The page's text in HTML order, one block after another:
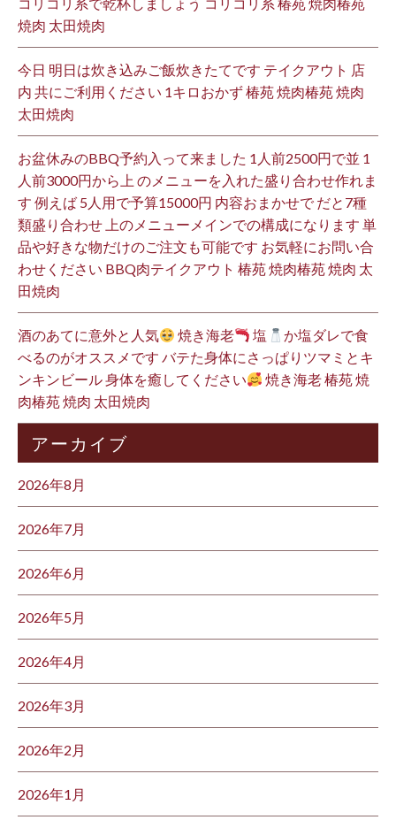
焼肉 太田焼肉
今日 明日は炊き込みご飯炊きたてです テイクアウト 店
内 共にご利用ください 1キロおかず 椿苑 焼肉椿苑 焼肉
太田焼肉
お盆休みのBBQ予約入って来ました 1人前2500円で並 1
人前3000円から上 のメニューを入れた盛り合わせ作れま
す 例えば 5人用で予算15000円 内容おまかせで だと7種
類盛り合わせ 上のメニューメインでの構成になります 単
品や好きな物だけのご注文も可能です お気軽にお問い合
わせください BBQ肉テイクアウト 椿苑 焼肉椿苑 焼肉 太
田焼肉
酒のあてに意外と人気 焼き海老 塩
か塩ダレで食
べるのがオススメです バテた身体にさっぱりツマミとキ
ンキンビール 身体を癒してください
焼き海老 椿苑 焼
肉椿苑 焼肉 太田焼肉
アーカイブ
2026年8月
2026年7月
2026年6月
2026年5月
2026年4月
2026年3月
2026年2月
2026年1月